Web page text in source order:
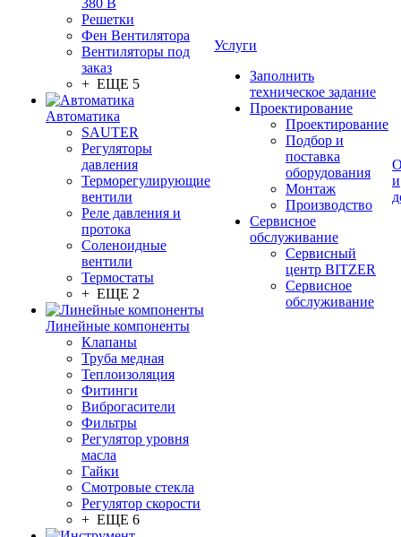
380 В
Решетки
Фен Вентилятора
Вентиляторы под
заказ
+ ЕЩЕ 5
Автоматика
SAUTER
Регуляторы
давления
Терморегулирующие
вентили
Реле давления и
протока
Соленоидные
вентили
Термостаты
+ ЕЩЕ 2
Линейные компоненты
Клапаны
Труба медная
Теплоизоляция
Фитинги
Виброгасители
Фильтры
Регулятор уровня
масла
Гайки
Смотровые стекла
Регулятор скорости
+ ЕЩЕ 6
Услуги
Заполнить
техническое задание
Проектирование
Проектирование
Подбор и
поставка
оборудования
Монтаж
Производство
Сервисное
обслуживание
Сервисный
центр BITZER
Сервисное
обслуживание
и